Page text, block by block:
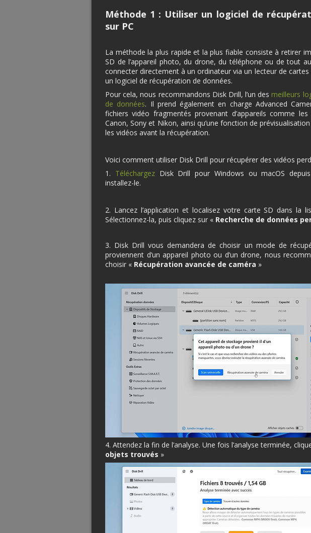
Méthode 1 : Utiliser un logiciel de
sur PC
La méthode la plus rapide et la plus fiable consiste à retirer
SD de l’appareil photo, du drone, du téléphone ou de tout
connecter directement à un ordinateur via un lecteur de cartes
un logiciel de récupération de données.
Pour cela, nous recommandons Disk Drill, l’un des meilleurs
de données. Il prend également en charge Advanced
fichiers vidéo fragmentés provenant d’appareils comme les
Canon, Sony et Nikon, ainsi qu’une fonction de
les vidéos avant la récupération.
Voici comment utiliser Disk Drill pour récupérer des vidéos
1. TéléchargezDisk Drill pour Windows ou macOS
installez-le.
2. Lancez l’application et localisez votre carte SD dans la
Sélectionnez-la, puis cliquez sur « Recherche de données
3. Disk Drill vous demandera de choisir un mode de
proviennent d’un appareil photo ou d’un drone, nous
choisir « Récupération avancée de caméra »
4. Attendez la fin de l’analyse. Une fois l’analyse terminée,
objets trouvés »